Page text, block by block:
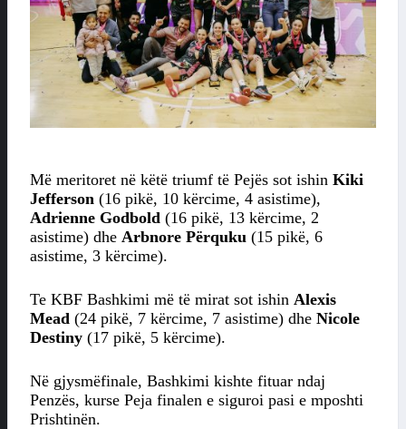
Më meritoret në këtë triumf të Pejës sot ishin Kiki
Jefferson (16 pikë, 10 kërcime, 4 asistime),
Adrienne Godbold (16 pikë, 13 kërcime, 2
asistime) dhe Arbnore Përquku (15 pikë, 6
asistime, 3 kërcime).
Te KBF Bashkimi më të mirat sot ishin Alexis
Mead (24 pikë, 7 kërcime, 7 asistime) dhe Nicole
Destiny (17 pikë, 5 kërcime).
Në gjysmëfinale, Bashkimi kishte fituar ndaj
Penzës, kurse Peja finalen e siguroi pasi e mposhti
Prishtinën.